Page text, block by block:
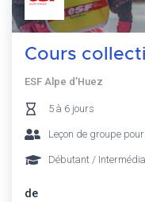
Cours
ESF Alpe d’Huez
5 à 6 jours
Leçon de groupe
Débutant /
de